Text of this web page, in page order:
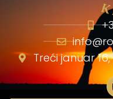
Treći januar